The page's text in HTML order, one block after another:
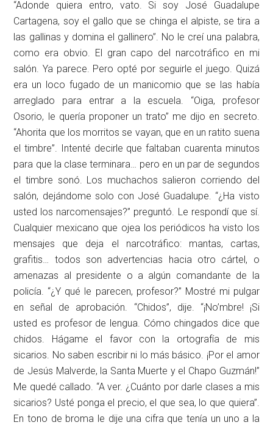
“Adonde quiera entro, vato. Si soy José Guadalupe
Cartagena, soy el gallo que se chinga el alpiste, se tira a
las gallinas y domina el gallinero”. No le creí una palabra,
como era obvio. El gran capo del narcotráfico en mi
salón. Ya parece. Pero opté por seguirle el juego. Quizá
era un loco fugado de un manicomio que se las había
arreglado para entrar a la escuela. “Oiga, profesor
Osorio, le quería proponer un trato” me dijo en secreto.
“Ahorita que los morritos se vayan, que en un ratito suena
el timbre”. Intenté decirle que faltaban cuarenta minutos
para que la clase terminara… pero en un par de segundos
el timbre sonó. Los muchachos salieron corriendo del
salón, dejándome solo con José Guadalupe. “¿Ha visto
usted los narcomensajes?” preguntó. Le respondí que sí.
Cualquier mexicano que ojea los periódicos ha visto los
mensajes que deja el narcotráfico: mantas, cartas,
grafitis… todos son advertencias hacia otro cártel, o
amenazas al presidente o a algún comandante de la
policía. “¿Y qué le parecen, profesor?” Mostré mi pulgar
en señal de aprobación. “Chidos”, dije. “¡No’mbre! ¡Si
usted es profesor de lengua. Cómo chingados dice que
chidos. Hágame el favor con la ortografía de mis
sicarios. No saben escribir ni lo más básico. ¡Por el amor
de Jesús Malverde, la Santa Muerte y el Chapo Guzmán!”
Me quedé callado. “A ver. ¿Cuánto por darle clases a mis
sicarios? Usté ponga el precio, el que sea, lo que quiera”.
En tono de broma le dije una cifra que tenía un uno a la